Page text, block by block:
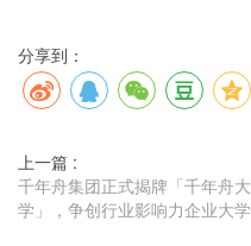
2
6
年
安
别
墅
分享到：
上一篇 :
千年舟集团正式揭牌「千年舟大
学」，争创行业影响力企业大学